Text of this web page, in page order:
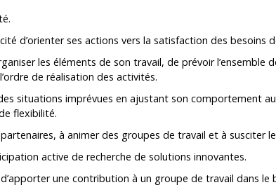
d’orienter ses actions vers la satisfaction des besoins
les éléments de son travail, de prévoir l’ensemble
de réalisation des activités.
situations imprévues en ajustant son comportement
flexibilité.
à animer des groupes de travail et à susciter
active de recherche de solutions innovantes.
une contribution à un groupe de travail dans